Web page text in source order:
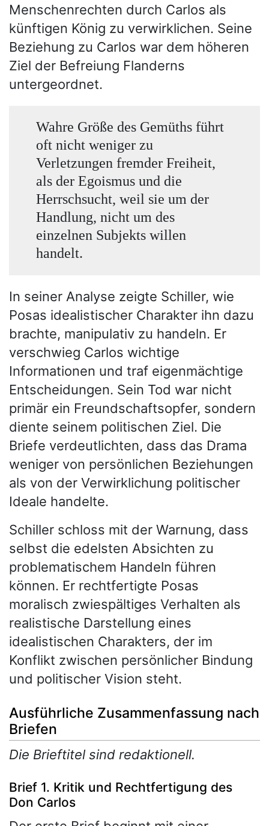
Menschenrechten durch Carlos als
künftigen König zu verwirklichen. Seine
Beziehung zu Carlos war dem höheren
Ziel der Befreiung Flanderns
untergeordnet.
Wahre Größe des Gemüths führt
oft nicht weniger zu
Verletzungen fremder Freiheit,
als der Egoismus und die
Herrschsucht, weil sie um der
Handlung, nicht um des
einzelnen Subjekts willen
handelt.
In seiner Analyse zeigte Schiller, wie
Posas idealistischer Charakter ihn dazu
brachte, manipulativ zu handeln. Er
verschwieg Carlos wichtige
Informationen und traf eigenmächtige
Entscheidungen. Sein Tod war nicht
primär ein Freundschaftsopfer, sondern
diente seinem politischen Ziel. Die
Briefe verdeutlichten, dass das Drama
weniger von persönlichen Beziehungen
als von der Verwirklichung politischer
Ideale handelte.
Schiller schloss mit der Warnung, dass
selbst die edelsten Absichten zu
problematischem Handeln führen
können. Er rechtfertigte Posas
moralisch zwiespältiges Verhalten als
realistische Darstellung eines
idealistischen Charakters, der im
Konflikt zwischen persönlicher Bindung
und politischer Vision steht.
Ausführliche Zusammenfassung nach
Briefen
Die Brieftitel sind redaktionell.
Brief 1. Kritik und Rechtfertigung des
Don Carlos